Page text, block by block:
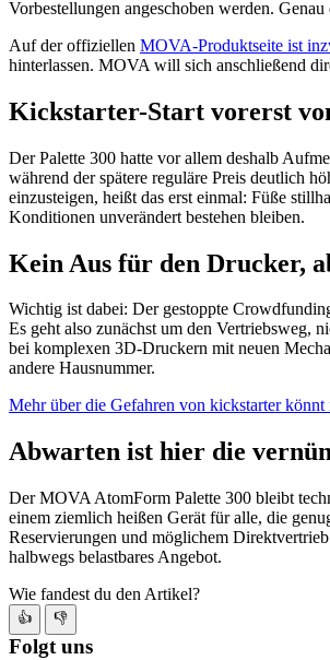
Vorbestellungen angeschoben werden.
Auf der offiziellen MOVA-Produktseite ist
hinterlassen. MOVA will sich anschließend
Kickstarter-Start vorerst
Der Palette 300 hatte vor allem deshalb
während der spätere reguläre Preis deutlich
einzusteigen, heißt das erst einmal: Füße
Konditionen unverändert bestehen bleiben.
Kein Aus für den Drucker,
Wichtig ist dabei: Der gestoppte
Es geht also zunächst um den Vertriebsweg,
bei komplexen 3D-Druckern mit neuen
andere Hausnummer.
Mehr über die Gefahren von kickstarter könnt
Abwarten ist hier die
Der MOVA AtomForm Palette 300 bleibt
einem ziemlich heißen Gerät für alle, die
Reservierungen und möglichem
halbwegs belastbares Angebot.
Wie fandest du den Artikel?
👍 👎
Folgt uns